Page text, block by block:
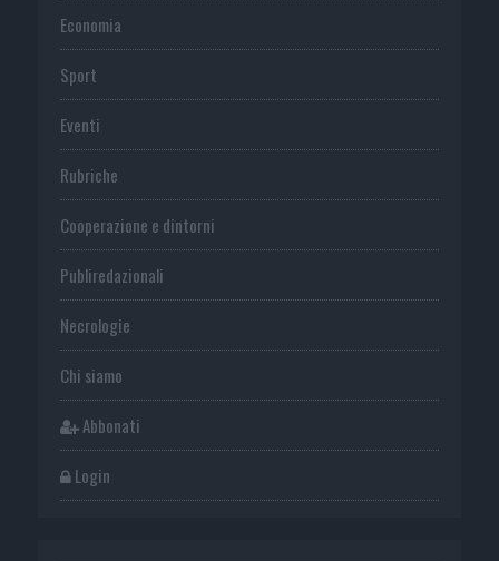
Economia
Sport
Eventi
Rubriche
Cooperazione e dintorni
Publiredazionali
Necrologie
Chi siamo
Abbonati
Login